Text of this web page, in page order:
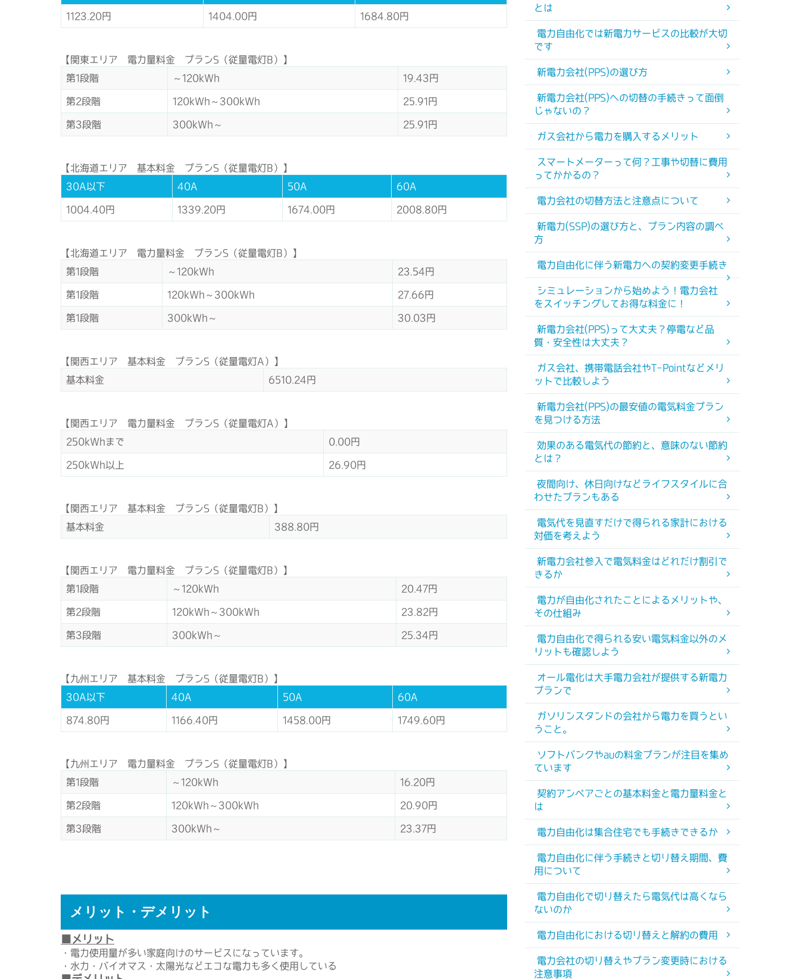
1123.20円 1404.00円 1684.80円
【関東エリア 電力量料金 プランS（従量電灯B）】
第1段階
～120kWh 19.43円
第2段階 120kWh～300kWh 25.91円
第3段階 300kWh～ 25.91円
【北海道エリア 基本料金 プランS（従量電灯B）】
30A以下
40A 50A 60A
1004.40円 1339.20円 1674.00円 2008.80円
【北海道エリア 電力量料金 プランS（従量電灯B）】
第1段階
～120kWh 23.54円
第1段階 120kWh～300kWh 27.66円
第1段階 300kWh～ 30.03円
【関西エリア 基本料金 プランS（従量電灯A）】
基本料金
6510.24円
【関西エリア 電力量料金 プランS（従量電灯A）】
250kWhまで
0.00円
250kWh以上 26.90円
【関西エリア 基本料金 プランS（従量電灯B）】
基本料金
388.80円
【関西エリア 電力量料金 プランS（従量電灯B）】
第1段階
～120kWh 20.47円
第2段階 120kWh～300kWh 23.82円
第3段階 300kWh～ 25.34円
【九州エリア 基本料金 プランS（従量電灯B）】
30A以下
40A 50A 60A
874.80円 1166.40円 1458.00円 1749.60円
【九州エリア 電力量料金 プランS（従量電灯B）】
第1段階
～120kWh 16.20円
第2段階 120kWh～300kWh 20.90円
第3段階 300kWh～ 23.37円
メリット・デメリット
■メリット
・電力使用量が多い家庭向けのサービスになっています。
・水力・バイオマス・太陽光などエコな電力も多く使用している
とは
電力自由化では新電力サービスの比較が大切
です
新電力会社(PPS)の選び方
新電力会社(PPS)への切替の手続きって面倒
じゃないの？
ガス会社から電力を購入するメリット
スマートメーターって何？工事や切替に費用
ってかかるの？
電力会社の切替方法と注意点について
新電力(SSP)の選び方と、プラン内容の調べ
方
電力自由化に伴う新電力への契約変更手続き
シミュレーションから始めよう！電力会社
をスイッチングしてお得な料金に！
新電力会社(PPS)って大丈夫？停電など品
質・安全性は大丈夫？
ガス会社、携帯電話会社やT-Pointなどメリ
ットで比較しよう
新電力会社(PPS)の最安値の電気料金プラン
を見つける方法
効果のある電気代の節約と、意味のない節約
とは？
夜間向け、休日向けなどライフスタイルに合
わせたプランもある
電気代を見直すだけで得られる家計における
対価を考えよう
新電力会社参入で電気料金はどれだけ割引で
きるか
電力が自由化されたことによるメリットや、
その仕組み
電力自由化で得られる安い電気料金以外のメ
リットも確認しよう
オール電化は大手電力会社が提供する新電力
プランで
ガソリンスタンドの会社から電力を買うとい
うこと。
ソフトバンクやauの料金プランが注目を集め
ています
契約アンペアごとの基本料金と電力量料金と
は
電力自由化は集合住宅でも手続きできるか
電力自由化に伴う手続きと切り替え期間、費
用について
電力自由化で切り替えたら電気代は高くなら
ないのか
電力自由化における切り替えと解約の費用
電力会社の切り替えやプラン変更時における
注意事項